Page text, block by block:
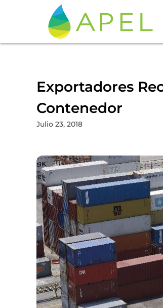
Exportadores
Contenedor
Julio 23, 2018